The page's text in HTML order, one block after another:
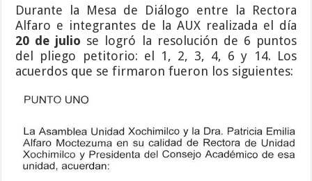
Durante la Mesa de Diálogo entre la Rectora
Alfaro e integrantes de la AUX realizada el día
20 de julio se logró la resolución de 6 puntos
del pliego petitorio: el 1, 2, 3, 4, 6 y 14. Los
acuerdos que se firmaron fueron los siguientes: